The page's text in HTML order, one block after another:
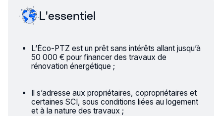
L'essentiel
L’Éco-PTZ est un prêt sans intérêts allant jusqu’à
50 000 € pour financer des travaux de
rénovation énergétique ;
Il s’adresse aux propriétaires, copropriétaires et
certaines SCI, sous conditions liées au logement
et à la nature des travaux ;